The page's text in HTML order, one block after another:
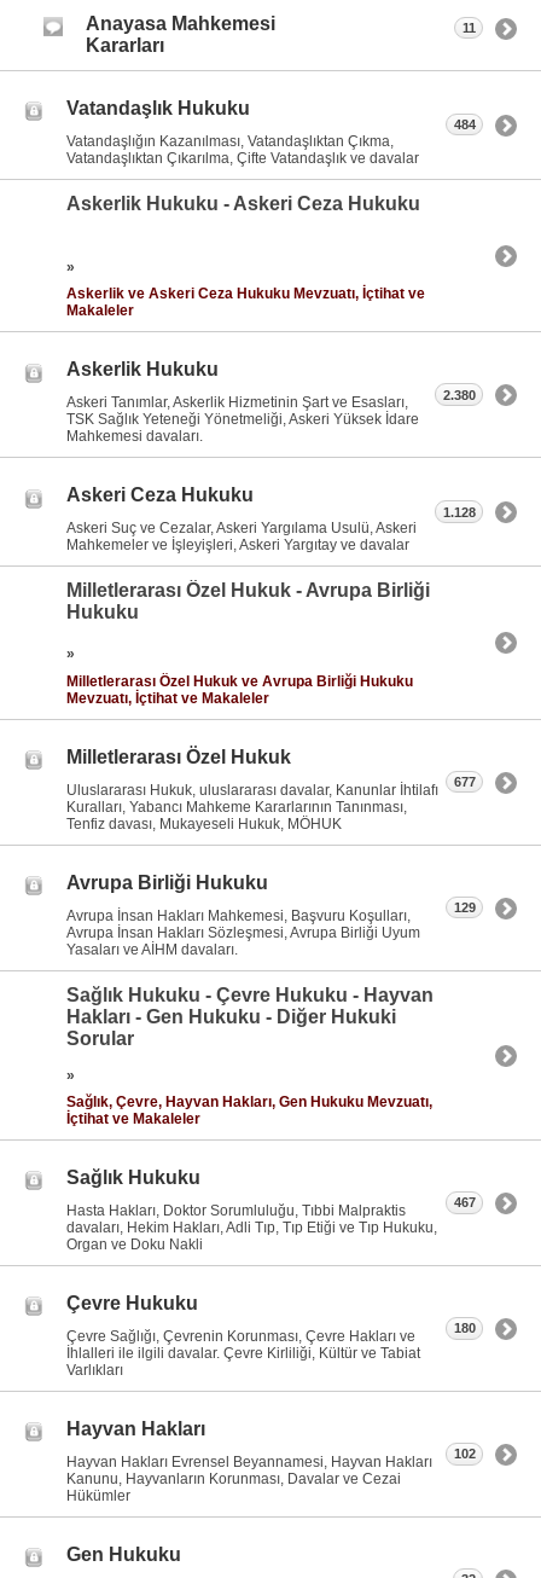
Anayasa Mahkemesi
Kararları
11
Vatandaşlık Hukuku
Vatandaşlığın Kazanılması, Vatandaşlıktan Çıkma,
Vatandaşlıktan Çıkarılma, Çifte Vatandaşlık ve davalar
484
Askerlik Hukuku - Askeri Ceza Hukuku
»
Askerlik ve Askeri Ceza Hukuku Mevzuatı, İçtihat ve
Makaleler
Askerlik Hukuku
Askeri Tanımlar, Askerlik Hizmetinin Şart ve Esasları,
TSK Sağlık Yeteneği Yönetmeliği, Askeri Yüksek İdare
Mahkemesi davaları.
2.380
Askeri Ceza Hukuku
Askeri Suç ve Cezalar, Askeri Yargılama Usulü, Askeri
Mahkemeler ve İşleyişleri, Askeri Yargıtay ve davalar
1.128
Milletlerarası Özel Hukuk - Avrupa Birliği
Hukuku
»
Milletlerarası Özel Hukuk ve Avrupa Birliği Hukuku
Mevzuatı, İçtihat ve Makaleler
Milletlerarası Özel Hukuk
Uluslararası Hukuk, uluslararası davalar, Kanunlar İhtilafı
Kuralları, Yabancı Mahkeme Kararlarının Tanınması,
Tenfiz davası, Mukayeseli Hukuk, MÖHUK
677
Avrupa Birliği Hukuku
Avrupa İnsan Hakları Mahkemesi, Başvuru Koşulları,
Avrupa İnsan Hakları Sözleşmesi, Avrupa Birliği Uyum
Yasaları ve AİHM davaları.
129
Sağlık Hukuku - Çevre Hukuku - Hayvan
Hakları - Gen Hukuku - Diğer Hukuki
Sorular
»
Sağlık, Çevre, Hayvan Hakları, Gen Hukuku Mevzuatı,
İçtihat ve Makaleler
Sağlık Hukuku
Hasta Hakları, Doktor Sorumluluğu, Tıbbi Malpraktis
davaları, Hekim Hakları, Adli Tıp, Tıp Etiği ve Tıp Hukuku,
Organ ve Doku Nakli
467
Çevre Hukuku
Çevre Sağlığı, Çevrenin Korunması, Çevre Hakları ve
İhlalleri ile ilgili davalar. Çevre Kirliliği, Kültür ve Tabiat
Varlıkları
180
Hayvan Hakları
Hayvan Hakları Evrensel Beyannamesi, Hayvan Hakları
Kanunu, Hayvanların Korunması, Davalar ve Cezai
Hükümler
102
Gen Hukuku